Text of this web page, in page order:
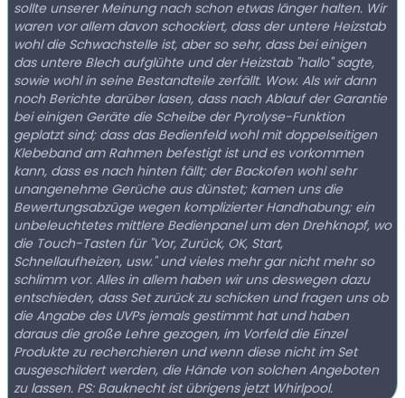
sollte unserer Meinung nach schon etwas länger halten. Wir
waren vor allem davon schockiert, dass der untere Heizstab
wohl die Schwachstelle ist, aber so sehr, dass bei einigen
das untere Blech aufglühte und der Heizstab "hallo" sagte,
sowie wohl in seine Bestandteile zerfällt. Wow. Als wir dann
noch Berichte darüber lasen, dass nach Ablauf der Garantie
bei einigen Geräte die Scheibe der Pyrolyse-Funktion
geplatzt sind; dass das Bedienfeld wohl mit doppelseitigen
Klebeband am Rahmen befestigt ist und es vorkommen
kann, dass es nach hinten fällt; der Backofen wohl sehr
unangenehme Gerüche aus dünstet; kamen uns die
Bewertungsabzüge wegen komplizierter Handhabung; ein
unbeleuchtetes mittlere Bedienpanel um den Drehknopf, wo
die Touch-Tasten für "Vor, Zurück, OK, Start,
Schnellaufheizen, usw." und vieles mehr gar nicht mehr so
schlimm vor. Alles in allem haben wir uns deswegen dazu
entschieden, dass Set zurück zu schicken und fragen uns ob
die Angabe des UVPs jemals gestimmt hat und haben
daraus die große Lehre gezogen, im Vorfeld die Einzel
Produkte zu recherchieren und wenn diese nicht im Set
ausgeschildert werden, die Hände von solchen Angeboten
zu lassen. PS: Bauknecht ist übrigens jetzt Whirlpool.